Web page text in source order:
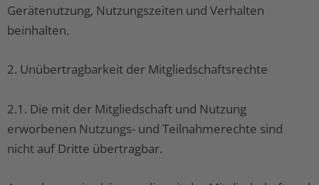
Gerätenutzung, Nutzungszeiten und Verhalten
beinhalten.
2. Unübertragbarkeit der Mitgliedschaftsrechte
2.1. Die mit der Mitgliedschaft und Nutzung
erworbenen Nutzungs- und Teilnahmerechte sind
nicht auf Dritte übertragbar.